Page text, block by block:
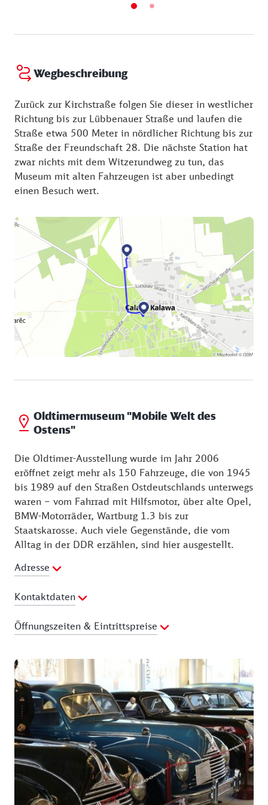
Wegbeschreibung
Zurück zur Kirchstraße folgen Sie dieser in westlicher
Richtung bis zur Lübbenauer Straße und laufen die
Straße etwa 500 Meter in nördlicher Richtung bis zur
Straße der Freundschaft 28. Die nächste Station hat
zwar nichts mit dem Witzerundweg zu tun, das
Museum mit alten Fahrzeugen ist aber unbedingt
einen Besuch wert.
Oldtimermuseum "Mobile Welt des
Ostens"
Die Oldtimer-Ausstellung wurde im Jahr 2006
eröffnet zeigt mehr als 150 Fahrzeuge, die von 1945
bis 1989 auf den Straßen Ostdeutschlands unterwegs
waren – vom Fahrrad mit Hilfsmotor, über alte Opel,
BMW-Motorräder, Wartburg 1.3 bis zur
Staatskarosse. Auch viele Gegenstände, die vom
Alltag in der DDR erzählen, sind hier ausgestellt.
Adresse
Kontaktdaten
Telefon:03541-871555
E-Mail Adresse:steffen.calau@t-online.de
Öffnungszeiten & Eintrittspreise
Erwachsene: 6,00 €
Kinder: 3,00 €